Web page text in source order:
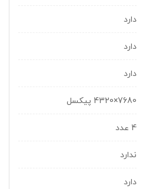
دارد
دارد
دارد
7680×4320 پیکسل
4 عدد
ندارد
دارد